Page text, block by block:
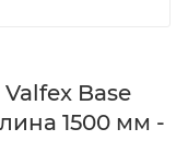
Base
1500 мм -